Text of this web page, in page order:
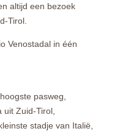
altijd een bezoek
Tirol.
Venostadal in één
pasweg,
Zuid-Tirol,
stadje van Italië,